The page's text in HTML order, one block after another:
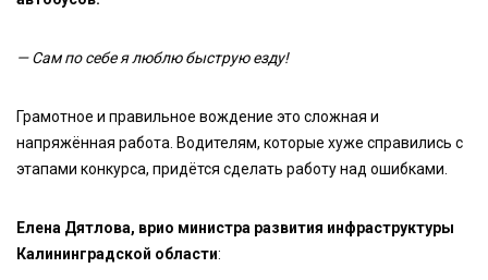
— Сам по себе я люблю быструю езду!
Грамотное и правильное вождение это сложная и
напряжённая работа. Водителям, которые хуже справились с
этапами конкурса, придётся сделать работу над ошибками.
Елена Дятлова, врио министра развития инфраструктуры
Калининградской области: